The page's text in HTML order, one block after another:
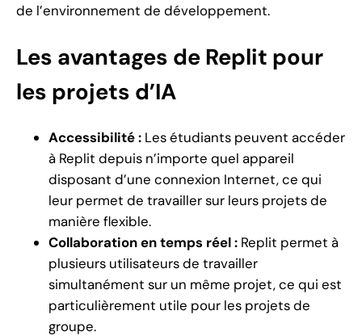
de l’environnement de développement.
Les avantages de Replit pour
les projets d’IA
Accessibilité : Les étudiants peuvent accéder
à Replit depuis n’importe quel appareil
disposant d’une connexion Internet, ce qui
leur permet de travailler sur leurs projets de
manière flexible.
Collaboration en temps réel : Replit permet à
plusieurs utilisateurs de travailler
simultanément sur un même projet, ce qui est
particulièrement utile pour les projets de
groupe.